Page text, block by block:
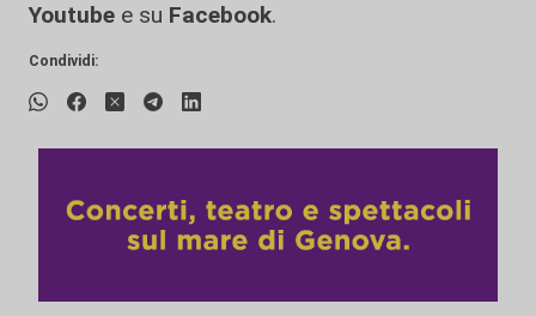
Youtube e su Facebook.
Condividi: